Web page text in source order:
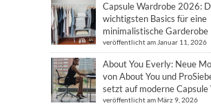
Capsule Wardrobe 2026:
wichtigsten Basics für eine
minimalistische Garderobe
veröffentlicht am Januar 11, 2026
About You Everly: Neue
von About You und
setzt auf moderne Capsule
veröffentlicht am März 9, 2026